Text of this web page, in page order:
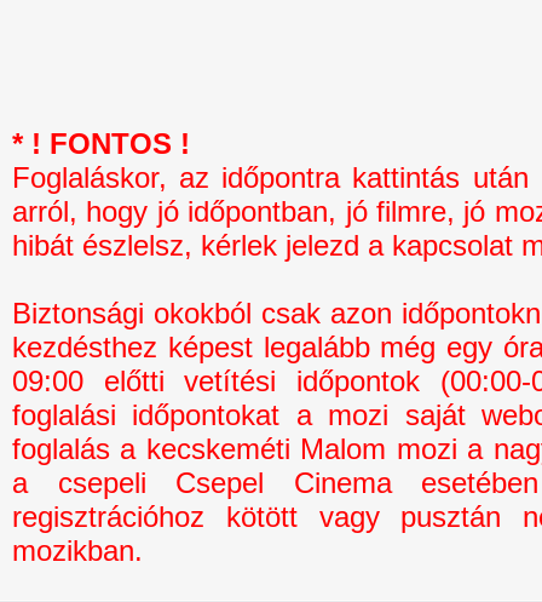
* ! FONTOS !
Foglaláskor, az időpontra kattintás
arról, hogy jó időpontban, jó filmre, jó
hibát észlelsz, kérlek jelezd a kapcsolat
Biztonsági okokból csak azon
kezdésthez képest legalább még egy
09:00 előtti vetítési időpontok
foglalási időpontokat a mozi saját
foglalás a kecskeméti Malom mozi a
a csepeli Csepel Cinema
regisztrációhoz kötött vagy pusztán
mozikban.